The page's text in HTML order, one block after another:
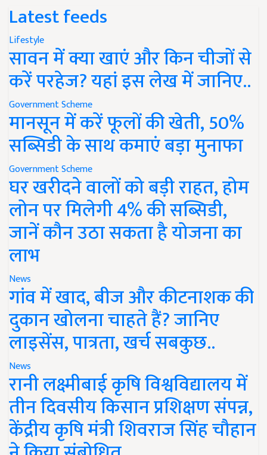
Latest feeds
Lifestyle
सावन में क्या खाएं और किन चीजों से
करें परहेज? यहां इस लेख में जानिए..
Government Scheme
मानसून में करें फूलों की खेती, 50%
सब्सिडी के साथ कमाएं बड़ा मुनाफा
Government Scheme
घर खरीदने वालों को बड़ी राहत, होम
लोन पर मिलेगी 4% की सब्सिडी,
जानें कौन उठा सकता है योजना का
लाभ
News
गांव में खाद, बीज और कीटनाशक की
दुकान खोलना चाहते हैं? जानिए
लाइसेंस, पात्रता, खर्च सबकुछ..
News
रानी लक्ष्मीबाई कृषि विश्वविद्यालय में
तीन दिवसीय किसान प्रशिक्षण संपन्न,
केंद्रीय कृषि मंत्री शिवराज सिंह चौहान